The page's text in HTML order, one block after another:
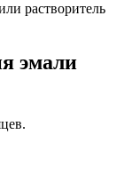
растворитель
эмали